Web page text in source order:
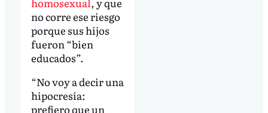
no corre ese riesgo
porque sus hijos
fueron “bien
educados”.
“No voy a decir una
hipocresía:
prefiero que un